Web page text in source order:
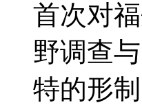
首次对
野调查
特的形